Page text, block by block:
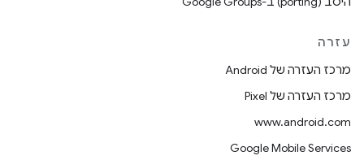
עזרה
מרכז העזרה של Android
מרכז העזרה של Pixel
www.android.com
Google Mobile Services